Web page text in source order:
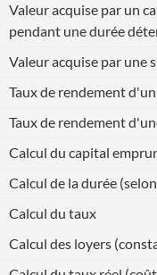
Valeur acquise par un
pendant une durée
Valeur acquise par une
Taux de rendement
Taux de rendement
Calcul du capital
Calcul de la durée
Calcul du taux
Calcul des loyers